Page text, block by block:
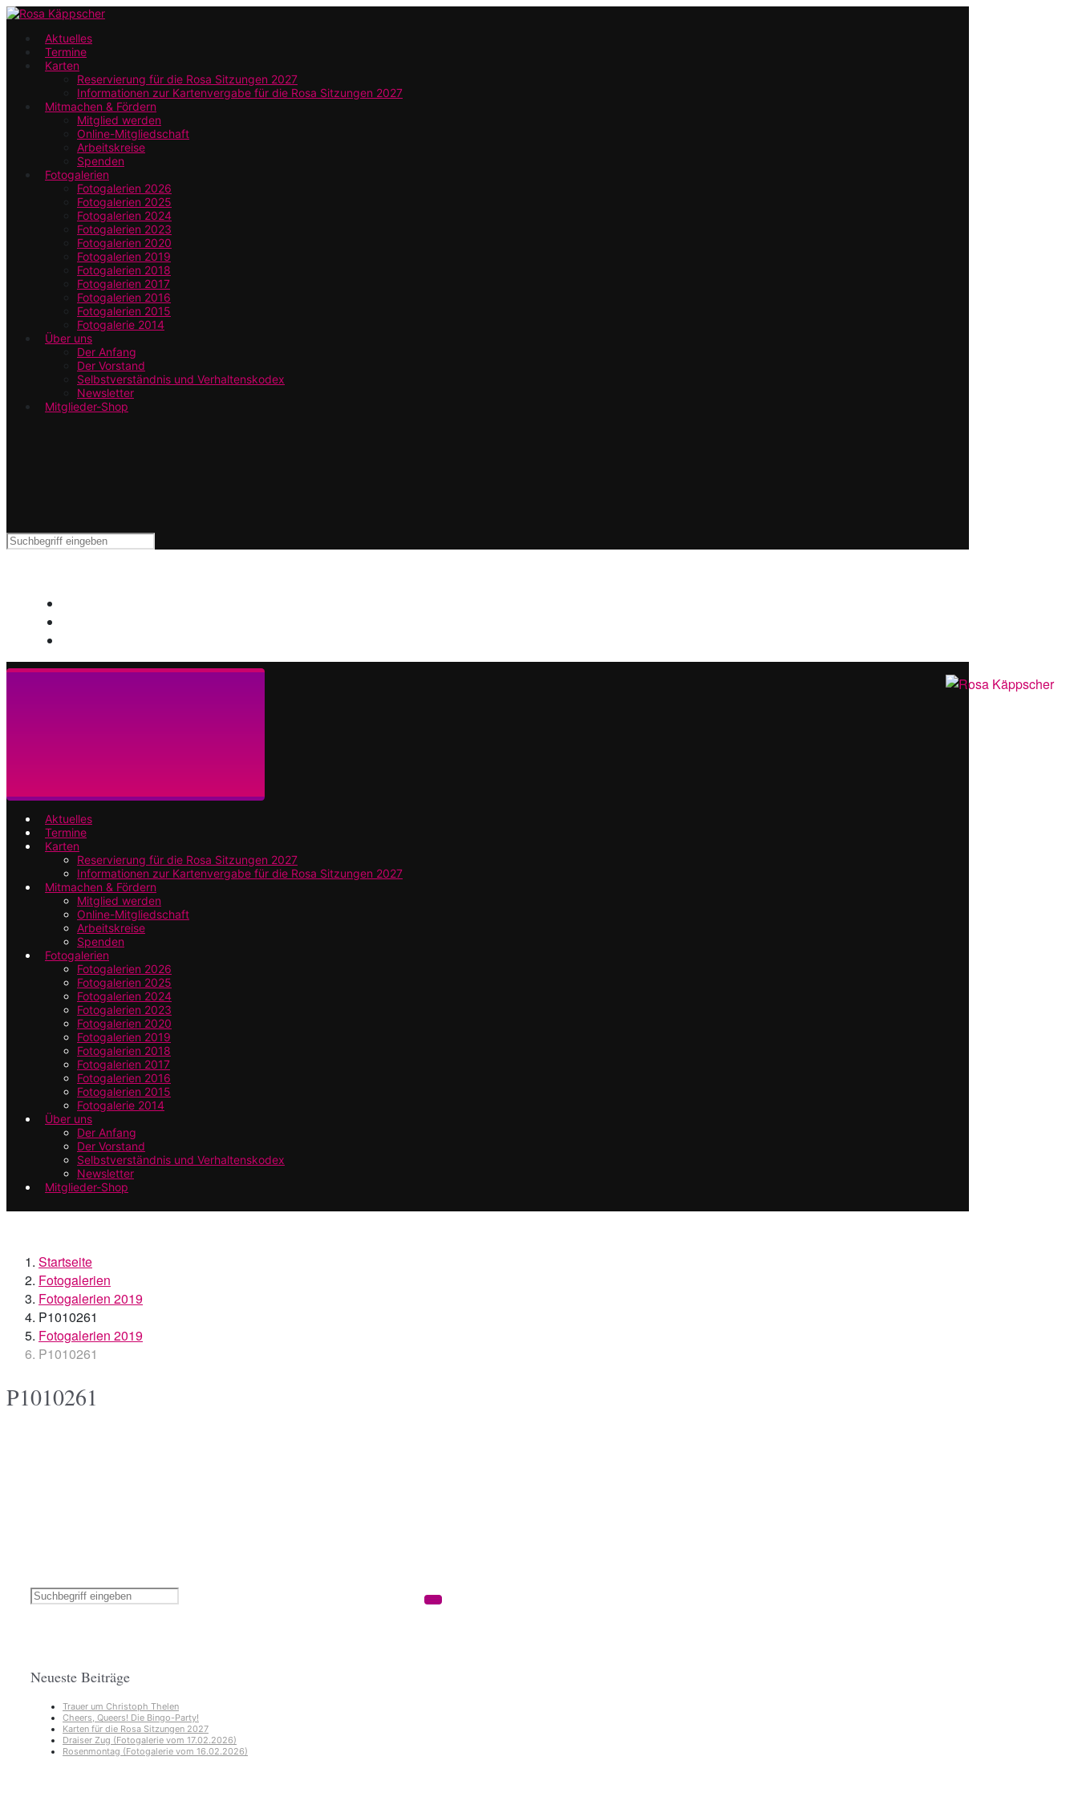
Zum
Hauptinhalt
springen
Aktuelles
Termine
Karten
Reservierung für die Rosa Sitzungen 2027
Informationen zur Kartenvergabe für die Rosa Sitzungen 2027
Mitmachen & Fördern
Mitglied werden
Online-Mitgliedschaft
Arbeitskreise
Spenden
Fotogalerien
Fotogalerien 2026
Fotogalerien 2025
Fotogalerien 2024
Fotogalerien 2023
Fotogalerien 2020
Fotogalerien 2019
Fotogalerien 2018
Fotogalerien 2017
Fotogalerien 2016
Fotogalerien 2015
Fotogalerie 2014
Über uns
Der Anfang
Der Vorstand
Selbstverständnis und Verhaltenskodex
Newsletter
Mitglieder-Shop
Aktuelles
Termine
Karten
Reservierung für die Rosa Sitzungen 2027
Informationen zur Kartenvergabe für die Rosa Sitzungen 2027
Mitmachen & Fördern
Mitglied werden
Online-Mitgliedschaft
Arbeitskreise
Spenden
Fotogalerien
Fotogalerien 2026
Fotogalerien 2025
Fotogalerien 2024
Fotogalerien 2023
Fotogalerien 2020
Fotogalerien 2019
Fotogalerien 2018
Fotogalerien 2017
Fotogalerien 2016
Fotogalerien 2015
Fotogalerie 2014
Über uns
Der Anfang
Der Vorstand
Selbstverständnis und Verhaltenskodex
Newsletter
Mitglieder-Shop
Startseite
Fotogalerien
Fotogalerien 2019
P1010261
Fotogalerien 2019
P1010261
P1010261
Neueste Beiträge
Trauer um Christoph Thelen
Cheers, Queers! Die Bingo-Party!
Karten für die Rosa Sitzungen 2027
Draiser Zug (Fotogalerie vom 17.02.2026)
Rosenmontag (Fotogalerie vom 16.02.2026)